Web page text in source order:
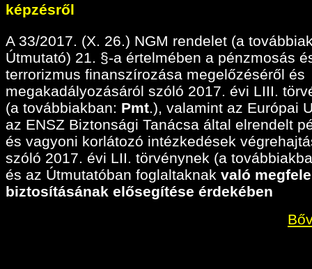
képzésről
A 33/2017. (X. 26.) NGM rendelet (a
Útmutató) 21. §-a értelmében a pénzmosás
terrorizmus finanszírozása megelőzéséről és
megakadályozásáról szóló 2017. évi LIII.
(a továbbiakban: Pmt.), valamint az Európai
az ENSZ Biztonsági Tanácsa által elrendelt
és vagyoni korlátozó intézkedések
szóló 2017. évi LII. törvénynek (a
és az Útmutatóban foglaltaknak való
biztosításának elősegítése érdekében